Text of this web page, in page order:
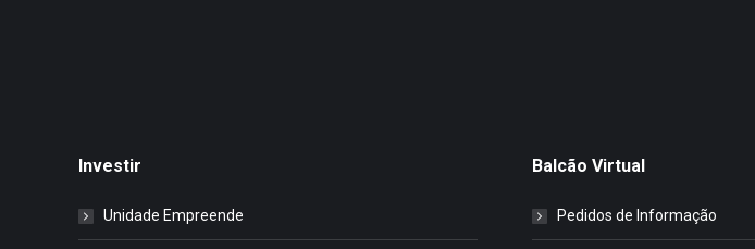
Investir
Unidade Empreende
Balcão Virtual
Pedidos de Informação